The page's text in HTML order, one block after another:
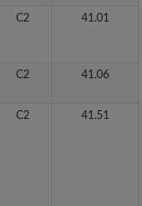
C2 41.01
C2 41.06
C2 41.51